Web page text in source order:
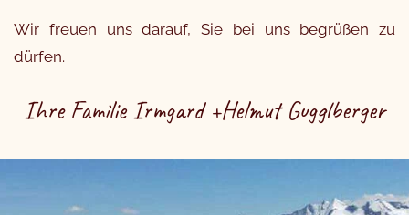
Wir freuen uns darauf, Sie bei uns begrüßen zu
dürfen.
Ihre Familie Irmgard +Helmut Gugglberger